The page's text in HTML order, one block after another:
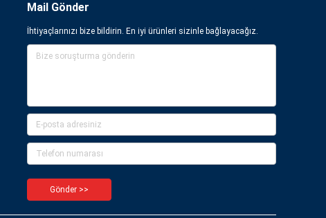
Mail Gönder
İhtiyaçlarınızı bize bildirin. En iyi ürünleri sizinle bağlayacağız.
Gönder >>